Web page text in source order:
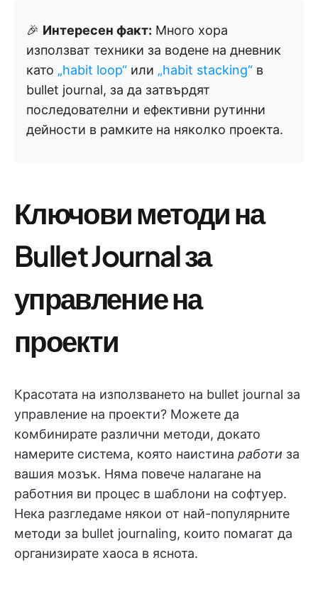
🎉 Интересен факт: Много хора
използват техники за водене на дневник
като „habit loop“ или „habit stacking“ в
bullet journal, за да затвърдят
последователни и ефективни рутинни
дейности в рамките на няколко проекта.
Ключови методи на
Bullet Journal за
управление на
проекти
Красотата на използването на bullet journal за
управление на проекти? Можете да
комбинирате различни методи, докато
намерите система, която наистина работи за
вашия мозък. Няма повече налагане на
работния ви процес в шаблони на софтуер.
Нека разгледаме някои от най-популярните
методи за bullet journaling, които помагат да
организирате хаоса в яснота.